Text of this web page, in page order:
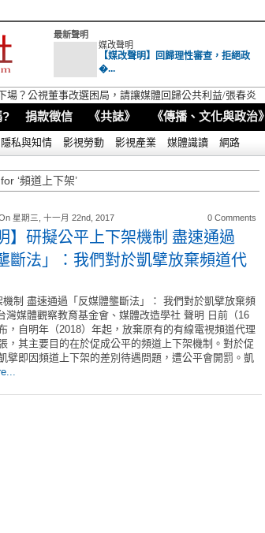
最新聲明
媒改聲明
【媒改聲明】回歸理性審查，拒絕政
�...
場？公視董事改選困局，請讓媒體回歸公共利益/張春炎
? 捐款徵信 《共誌》 《傳播、文化與政治》
隱私與知情 影視勞動 影視產業 媒體識讀 網路
‘頻道上下架’
星期三, 十一月 22nd, 2017 0 Comments
】研擬公平上下架機制 盡速通過
斷法」：我們對於凱擘放棄頻道代
制 盡速通過「反媒體壟斷法」： 我們對於凱擘放棄頻
灣媒體觀察教育基金會、媒體改造學社 聲明 日前（16
，自明年（2018）年起，放棄原有的有線電視頻道代理
其主要目的在於促成公平的頻道上下架機制。對於促
擘即因頻道上下架的差別待遇問題，遭公平會開罰。凱